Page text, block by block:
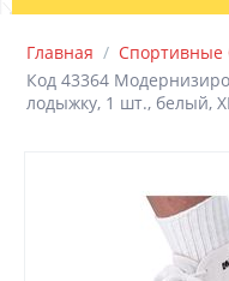
Главная / Спортивные
Код 43364
лодыжку, 1 шт., белый,